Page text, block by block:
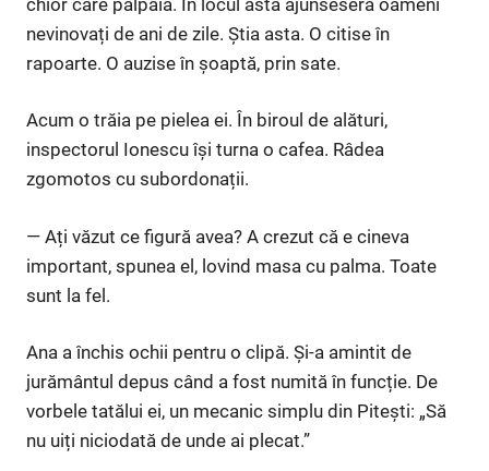
nevinovați de ani de zile. Știa asta. O citise în
rapoarte. O auzise în șoaptă, prin sate.
Acum o trăia pe pielea ei. În biroul de alături,
inspectorul Ionescu își turna o cafea. Râdea
zgomotos cu subordonații.
— Ați văzut ce figură avea? A crezut că e cineva
important, spunea el, lovind masa cu palma. Toate
sunt la fel.
Ana a închis ochii pentru o clipă. Și-a amintit de
jurământul depus când a fost numită în funcție. De
vorbele tatălui ei, un mecanic simplu din Pitești: „Să
nu uiți niciodată de unde ai plecat.”